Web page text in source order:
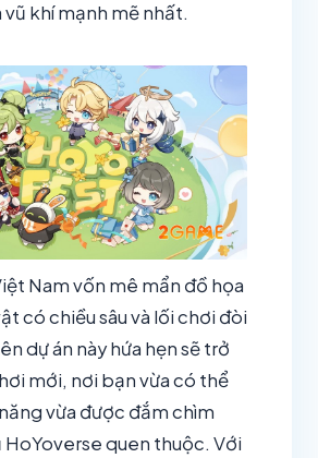
vũ khí mạnh mẽ nhất.
Nam vốn mê mẩn đồ họa
có chiều sâu và lối chơi đòi
dự án này hứa hẹn sẽ trở
mới, nơi bạn vừa có thể
vừa được đắm chìm
quen thuộc. Với